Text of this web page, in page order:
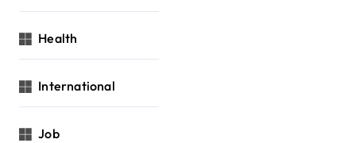
Health
International
Job